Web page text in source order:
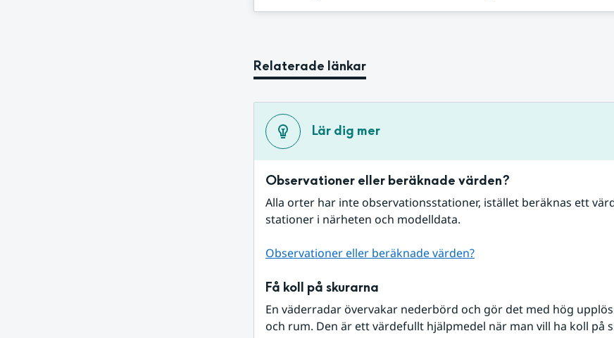
Relaterade länkar
Lär dig mer
Observationer eller beräknade värden?
Alla orter har inte observationsstationer, istället beräknas ett
stationer i närheten och modelldata.
Observationer eller beräknade värden?
Få koll på skurarna
En väderradar övervakar nederbörd och gör det med hög
och rum. Den är ett värdefullt hjälpmedel när man vill ha koll på